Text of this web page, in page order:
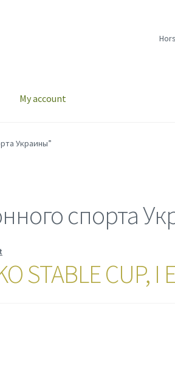
My account
Украины”
спорта
STABLE CUP, І